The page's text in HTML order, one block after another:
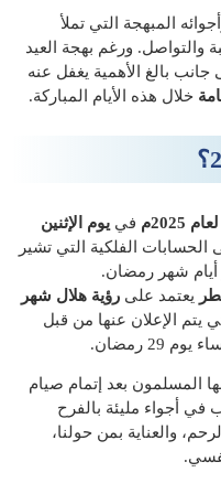
المبهجة التي تملأ
والتواصل. ورغم بهجة العيد
بالغ الأهمية يغفل عنه
خلال هذه الأيام المباركة.
في يوم الإثنين
الحسابات الفلكية التي تشير
يعتمد على رؤية هلال شهر
يتم الإعلان عنها من قبل
رمضان.
المسلمون بعد إتمام صيام
أجواء مليئة بالفرح
والعناية بمن حولنا،